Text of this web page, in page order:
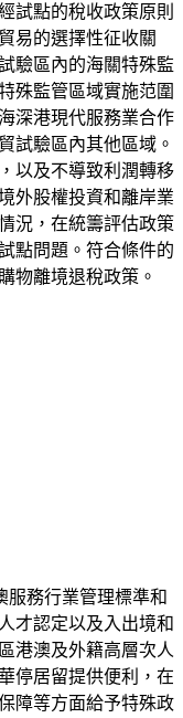
試點的稅收政策原則
易的選擇性征收關
驗區內的海關特殊監
殊監管區域實施范圍
深港現代服務業合作
試驗區內其他區域。
以及不導致利潤轉移
外股權投資和離岸業
況，在統籌評估政策
點問題。符合條件的
物離境退稅政策。
服務行業管理標準和
才認定以及入出境和
港澳及外籍高層次人
停居留提供便利，在
障等方面給予特殊政